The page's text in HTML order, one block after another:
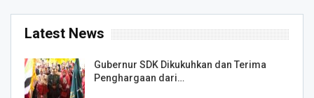
Latest News
Gubernur SDK Dikukuhkan dan Terima
Penghargaan dari…